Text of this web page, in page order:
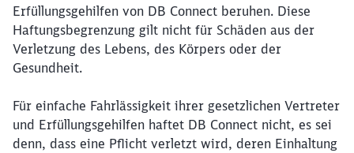
Erfüllungsgehilfen von DB Connect beruhen. Diese
Haftungsbegrenzung gilt nicht für Schäden aus der
Verletzung des Lebens, des Körpers oder der
Gesundheit.
Für einfache Fahrlässigkeit ihrer gesetzlichen Vertreter
und Erfüllungsgehilfen haftet DB Connect nicht, es sei
denn, dass eine Pflicht verletzt wird, deren Einhaltung